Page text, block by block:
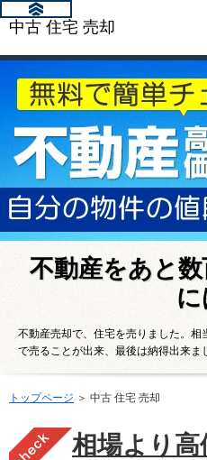
中古 住宅 売却
不動産をあと
不動産売却で、住宅を売りました。
で売ることが出来、最後は納得出来ま
トップページ ＞ 中古 住宅 売却
相場より